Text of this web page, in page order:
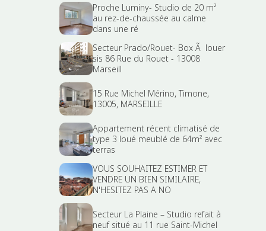
Proche Luminy- Studio de 20 m²
au rez-de-chaussée au calme
dans une ré
Secteur Prado/Rouet- Box Ã louer
sis 86 Rue du Rouet - 13008
Marseill
15 Rue Michel Mérino, Timone,
13005, MARSEILLE
Appartement récent climatisé de
type 3 loué meublé de 64m² avec
terras
VOUS SOUHAITEZ ESTIMER ET
VENDRE UN BIEN SIMILAIRE,
N'HESITEZ PAS A NO
Secteur La Plaine – Studio refait à
neuf situé au 11 rue Saint-Michel